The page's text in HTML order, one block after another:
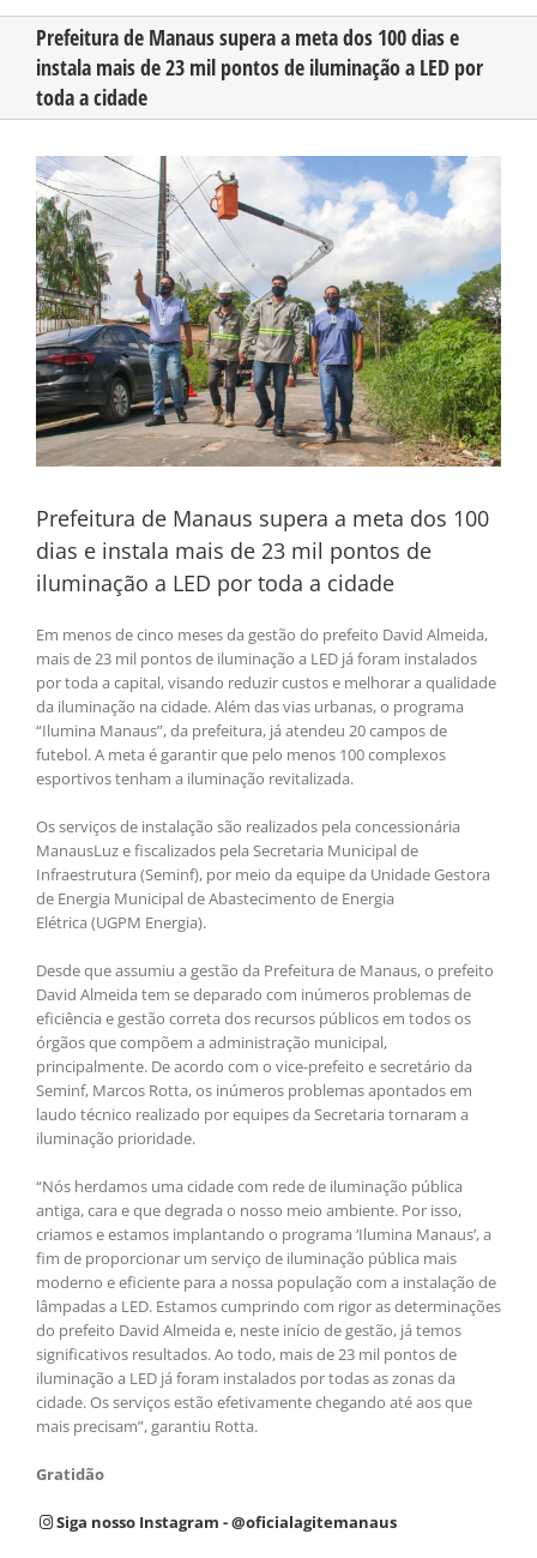
CONHEÇA O AMAZONAS
PUBLICIDADE
CONTATO
Prefeitura de Manaus supera a meta dos 100 dias e
instala mais de 23 mil pontos de iluminação a LED por
toda a cidade
View
Larger
Image
Prefeitura de Manaus supera a meta dos 100
dias e instala mais de 23 mil pontos de
iluminação a LED por toda a cidade
Em menos de cinco meses da gestão do prefeito David Almeida,
mais de 23 mil pontos de iluminação a LED já foram instalados
por toda a capital, visando reduzir custos e melhorar a qualidade
da iluminação na cidade. Além das vias urbanas, o programa
“Ilumina Manaus”, da prefeitura, já atendeu 20 campos de
futebol. A meta é garantir que pelo menos 100 complexos
esportivos tenham a iluminação revitalizada.
Os serviços de instalação são realizados pela concessionária
ManausLuz e fiscalizados pela Secretaria Municipal de
Infraestrutura (Seminf), por meio da equipe da Unidade Gestora
de Energia Municipal de Abastecimento de Energia
Elétrica (UGPM Energia).
Desde que assumiu a gestão da Prefeitura de Manaus, o prefeito
David Almeida tem se deparado com inúmeros problemas de
eficiência e gestão correta dos recursos públicos em todos os
órgãos que compõem a administração municipal,
principalmente. De acordo com o vice-prefeito e secretário da
Seminf, Marcos Rotta, os inúmeros problemas apontados em
laudo técnico realizado por equipes da Secretaria tornaram a
iluminação prioridade.
“Nós herdamos uma cidade com rede de iluminação pública
antiga, cara e que degrada o nosso meio ambiente. Por isso,
criamos e estamos implantando o programa ‘Ilumina Manaus’, a
fim de proporcionar um serviço de iluminação pública mais
moderno e eficiente para a nossa população com a instalação de
lâmpadas a LED. Estamos cumprindo com rigor as determinações
do prefeito David Almeida e, neste início de gestão, já temos
significativos resultados. Ao todo, mais de 23 mil pontos de
iluminação a LED já foram instalados por todas as zonas da
cidade. Os serviços estão efetivamente chegando até aos que
mais precisam”, garantiu Rotta.
Gratidão
Siga nosso Instagram - @oficialagitemanaus